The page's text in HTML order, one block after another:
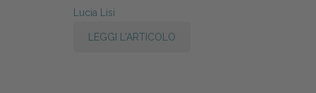
Lucia Lisi
LEGGI L'ARTICOLO